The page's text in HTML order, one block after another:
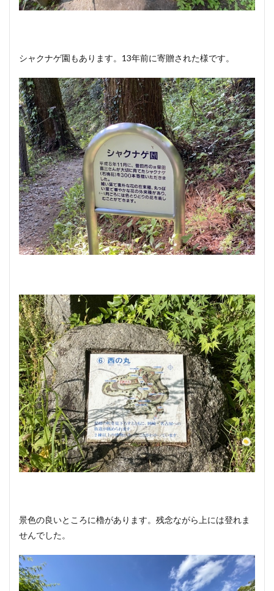
シャクナゲ園もあります。13年前に寄贈された様です。
景色の良いところに櫓があります。残念ながら上には登れま
せんでした。